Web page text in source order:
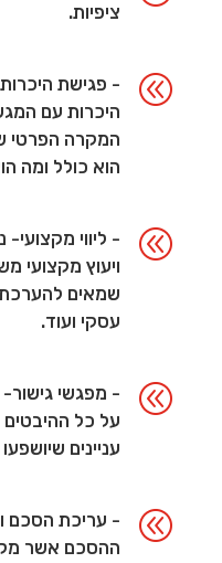
ציפיות.
@
- פגישת
היכרות עם
המקרה הפרטי
הוא כולל ומה
@
- ליווי
ויעוץ מקצועי
שמאים להערכת
עסקי ועוד.
@
- מפגשי גישור-
על כל ההיבטים
עניינים
@
- עריכת הסכם
ההסכם אשר